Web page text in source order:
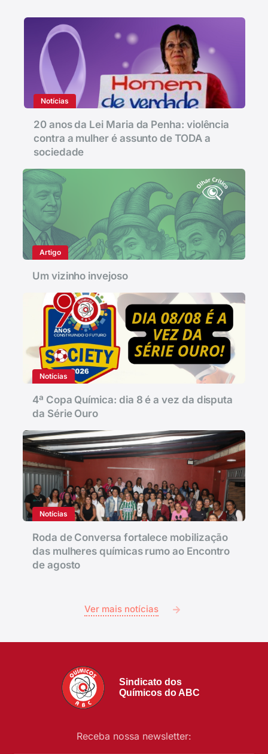
Notícias
20 anos da Lei Maria da Penha: violência
contra a mulher é assunto de TODA a
sociedade
Artigo
Um vizinho invejoso
Notícias
4ª Copa Química: dia 8 é a vez da disputa
da Série Ouro
Notícias
Roda de Conversa fortalece mobilização
das mulheres químicas rumo ao Encontro
de agosto
Ver mais notícias
Sindicato dos
Químicos do ABC
Receba nossa newsletter: